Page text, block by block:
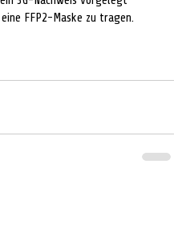
FFP2-Maske zu tragen.